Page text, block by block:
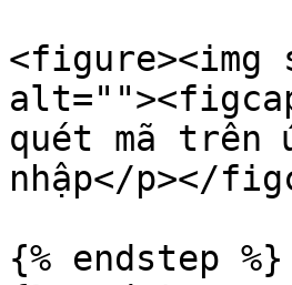
<figure><img
quét mã trên
nhập</p></
{% endstep %}